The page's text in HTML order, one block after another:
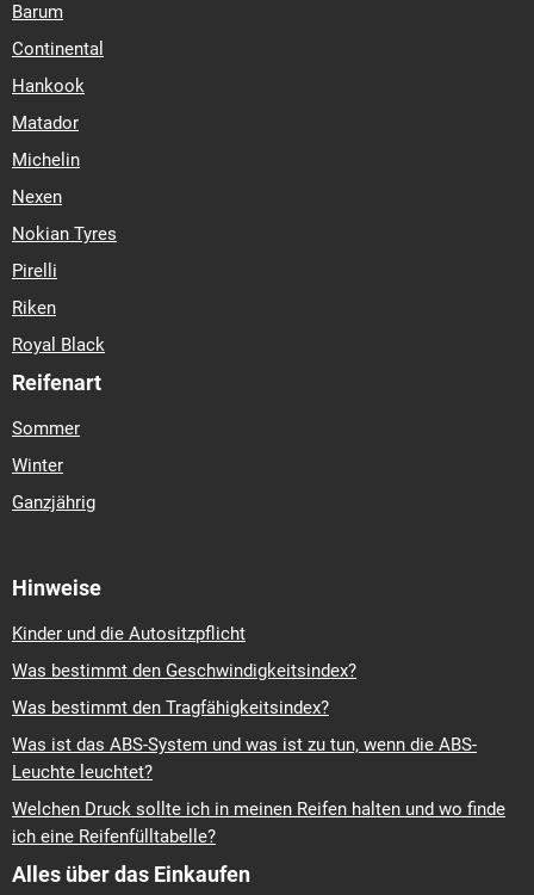
Barum
Continental
Hankook
Matador
Michelin
Nexen
Nokian Tyres
Pirelli
Riken
Royal Black
Reifenart
Sommer
Winter
Ganzjährig
Hinweise
Kinder und die Autositzpflicht
Was bestimmt den Geschwindigkeitsindex?
Was bestimmt den Tragfähigkeitsindex?
Was ist das ABS-System und was ist zu tun, wenn die ABS-
Leuchte leuchtet?
Welchen Druck sollte ich in meinen Reifen halten und wo finde
ich eine Reifenfülltabelle?
Alles über das Einkaufen